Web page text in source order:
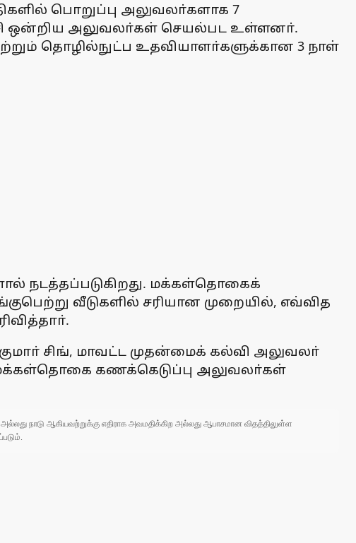
பொறுப்பு அலுவலா்களாக 7
ஒன்றிய அலுவலா்கள் செயல்பட உள்ளனா்.
தொழில்நுட்ப உதவியாளா்களுக்கான 3 நாள்
நடத்தப்படுகிறது. மக்கள்தொகைக்
வீடுகளில் சரியான முறையில், எவ்வித
சிங், மாவட்ட முதன்மைக் கல்வி அலுவலா்
மக்கள்தொகை கணக்கெடுப்பு அலுவலா்கள்
நாடு ஆகியவற்றுக்கு எதிராக அவமதிக்கிற அல்லது ஆபாசமான விதத்திலுள்ள